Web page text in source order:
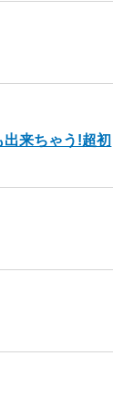
来ちゃう!超初